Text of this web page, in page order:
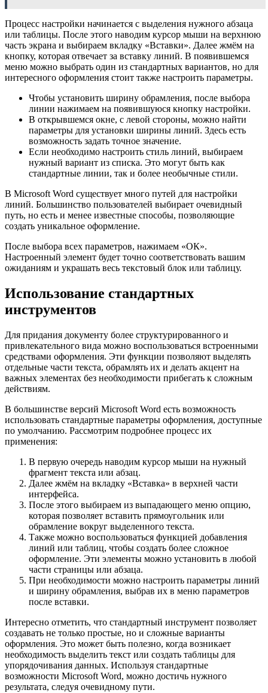
Процесс настройки начинается с выделения нужного абзаца
или таблицы. После этого наводим курсор мыши на верхнюю
часть экрана и выбираем вкладку «Вставки». Далее жмём на
кнопку, которая отвечает за вставку линий. В появившемся
меню можно выбрать один из стандартных вариантов, но для
интересного оформления стоит также настроить параметры.
Чтобы установить ширину обрамления, после выбора
линии нажимаем на появившуюся кнопку настройки.
В открывшемся окне, с левой стороны, можно найти
параметры для установки ширины линий. Здесь есть
возможность задать точное значение.
Если необходимо настроить стиль линий, выбираем
нужный вариант из списка. Это могут быть как
стандартные линии, так и более необычные стили.
В Microsoft Word существует много путей для настройки
линий. Большинство пользователей выбирает очевидный
путь, но есть и менее известные способы, позволяющие
создать уникальное оформление.
После выбора всех параметров, нажимаем «ОК».
Настроенный элемент будет точно соответствовать вашим
ожиданиям и украшать весь текстовый блок или таблицу.
Использование стандартных
инструментов
Для придания документу более структурированного и
привлекательного вида можно воспользоваться встроенными
средствами оформления. Эти функции позволяют выделять
отдельные части текста, обрамлять их и делать акцент на
важных элементах без необходимости прибегать к сложным
действиям.
В большинстве версий Microsoft Word есть возможность
использовать стандартные параметры оформления, доступные
по умолчанию. Рассмотрим подробнее процесс их
применения:
В первую очередь наводим курсор мыши на нужный
фрагмент текста или абзац.
Далее жмём на вкладку «Вставка» в верхней части
интерфейса.
После этого выбираем из выпадающего меню опцию,
которая позволяет вставить прямоугольник или
обрамление вокруг выделенного текста.
Также можно воспользоваться функцией добавления
линий или таблиц, чтобы создать более сложное
оформление. Эти элементы можно установить в любой
части страницы или абзаца.
При необходимости можно настроить параметры линий
и ширину обрамления, выбрав их в меню параметров
после вставки.
Интересно отметить, что стандартный инструмент позволяет
создавать не только простые, но и сложные варианты
оформления. Это может быть полезно, когда возникает
необходимость выделить текст или создать таблицы для
упорядочивания данных. Используя стандартные
возможности Microsoft Word, можно достичь нужного
результата, следуя очевидному пути.